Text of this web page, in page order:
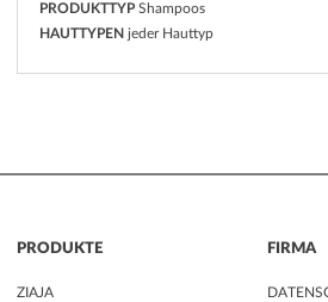
PRODUKTTYP Shampoos
HAUTTYPEN jeder Hauttyp
PRODUKTE
ZIAJA
FIRMA